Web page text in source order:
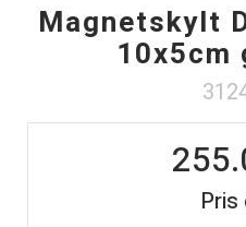
Magnetskylt
10x5cm
Pris